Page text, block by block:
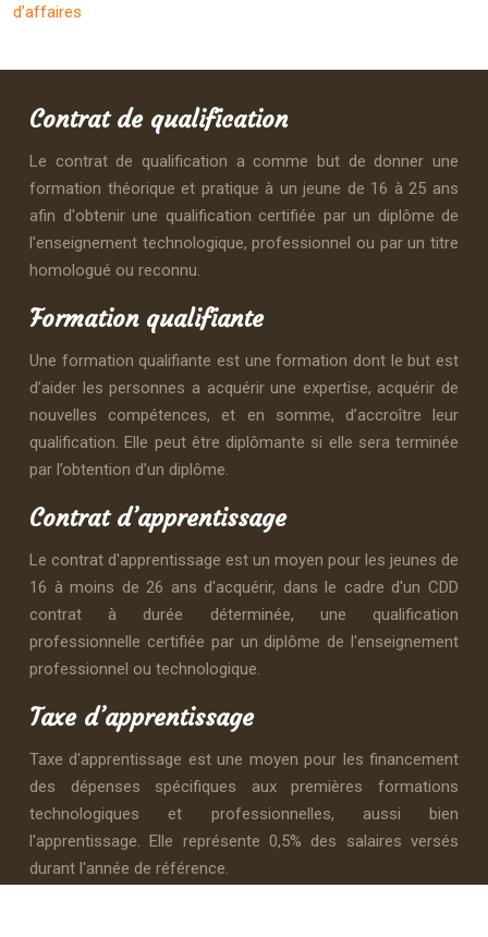
d’affaires
Contrat de qualification
Le contrat de qualification a comme but de donner une
formation théorique et pratique à un jeune de 16 à 25 ans
afin d'obtenir une qualification certifiée par un diplôme de
l'enseignement technologique, professionnel ou par un titre
homologué ou reconnu.
Formation qualifiante
Une formation qualifiante est une formation dont le but est
d’aider les personnes a acquérir une expertise, acquérir de
nouvelles compétences, et en somme, d’accroître leur
qualification. Elle peut être diplômante si elle sera terminée
par l’obtention d’un diplôme.
Contrat d’apprentissage
Le contrat d'apprentissage est un moyen pour les jeunes de
16 à moins de 26 ans d'acquérir, dans le cadre d'un CDD
contrat à durée déterminée, une qualification
professionnelle certifiée par un diplôme de l'enseignement
professionnel ou technologique.
Taxe d’apprentissage
Taxe d'apprentissage est une moyen pour les financement
des dépenses spécifiques aux premières formations
technologiques et professionnelles, aussi bien
l'apprentissage. Elle représente 0,5% des salaires versés
durant l'année de référence.